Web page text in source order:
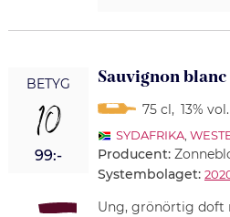
BETYG
10
99:-
Sauvignon
75 cl, 13% vol.
SYDAFRIKA,
Producent:
Systembolaget:
Ung, grönörtig doft